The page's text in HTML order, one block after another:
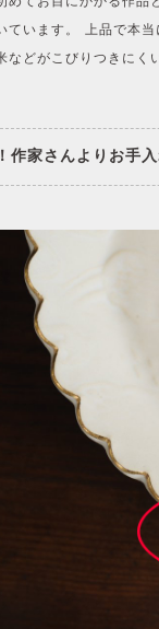
ています。 上品で本
などがこびりつきにく
！作家さんよりお手